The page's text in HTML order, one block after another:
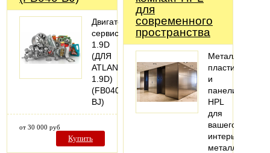
Двигатель
сервисный
1.9D
(ДЛЯ
ATLANT
1.9D)
(FB040-
BJ)
от 30 000 руб
Купить
для
современного
пространства
пластики
и
панели
HPL
для
вашего
интерьера:
металлический